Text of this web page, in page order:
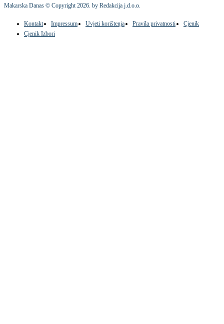
Makarska Danas © Copyright2026. by Redakcija j.d.o.o.
Kontakt Impressum Uvjeti korištenja Pravila privatnosti
Cjenik
Cjenik Izbori